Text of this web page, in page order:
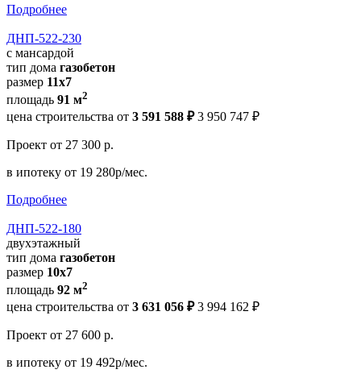
Подробнее
ДНП-522-230
с мансардой
тип дома газобетон
размер 11x7
площадь 91 м2
цена строительства от 3 591 588 ₽ 3 950 747 ₽
Проект от 27 300 р.
в ипотеку от 19 280р/мес.
Подробнее
ДНП-522-180
двухэтажный
тип дома газобетон
размер 10х7
площадь 92 м2
цена строительства от 3 631 056 ₽ 3 994 162 ₽
Проект от 27 600 р.
в ипотеку от 19 492р/мес.